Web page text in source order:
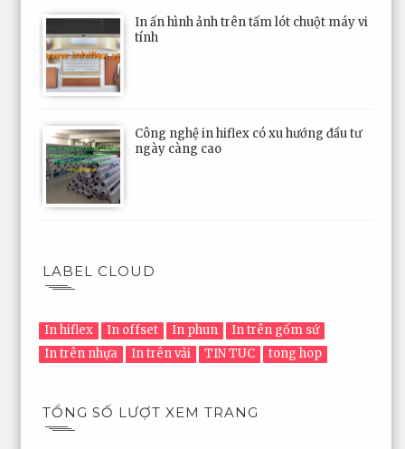
In ấn hình ảnh trên tấm lót chuột máy vi
tính
Công nghệ in hiflex có xu hướng đầu tư
ngày càng cao
LABEL CLOUD
In hiflex In offset In phun
In trên gốm sứ
In trên nhựa
In trên vải TIN TUC tong hop
TỔNG SỐ LƯỢT XEM TRANG